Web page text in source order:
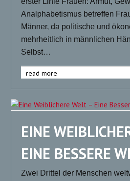
Analphabetismus betreffen
Männer, da politische und
mehrheitlich in männlichen
Selbst…
read more
EINE
EINE BESSERE
Zwei Drittel der Menschen